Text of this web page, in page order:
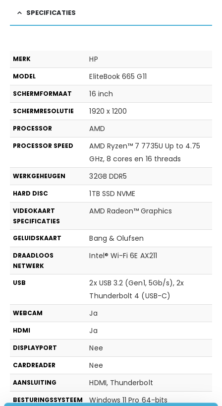
SPECIFICATIES
MERK HP
MODEL EliteBook 665 G11
SCHERMFORMAAT 16 inch
SCHERMRESOLUTIE 1920 x 1200
PROCESSOR AMD
PROCESSOR SPEED
AMD Ryzen™ 7 7735U Up to 4.75
GHz, 8 cores en 16 threads
WERKGEHEUGEN 32GB DDR5
HARD DISC 1TB SSD NVME
VIDEOKAART
SPECIFICATIES
AMD Radeon™ Graphics
GELUIDSKAART Bang & Olufsen
DRAADLOOS
NETWERK
Intel® Wi-Fi 6E AX211
USB
2x USB 3.2 (Gen1, 5Gb/s), 2x
Thunderbolt 4 (USB-C)
WEBCAM Ja
HDMI Ja
DISPLAYPORT Nee
CARDREADER Nee
AANSLUITING HDMI, Thunderbolt
BESTURINGSSYSTEEM Windows 11 Pro 64-bits